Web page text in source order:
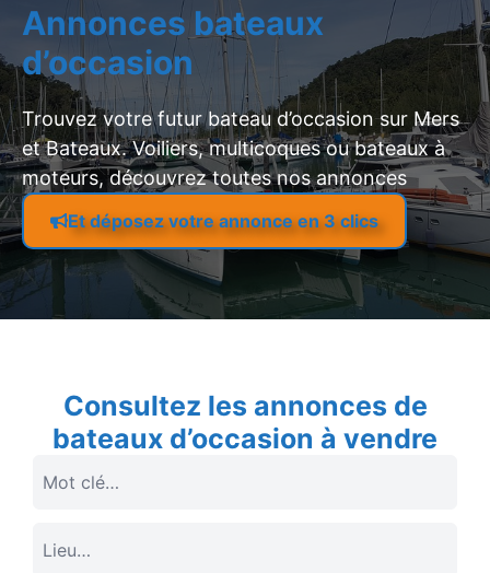
Annonces bateaux
d’occasion
Trouvez votre futur bateau d’occasion sur Mers
et Bateaux. Voiliers, multicoques ou bateaux à
moteurs, découvrez toutes nos annonces
Et déposez votre annonce en 3 clics
Consultez les annonces de
bateaux d’occasion à vendre